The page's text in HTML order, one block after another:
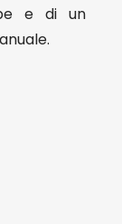
e di un